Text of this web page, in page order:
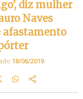
diz mulher
Naves
afastamento
18/06/2019